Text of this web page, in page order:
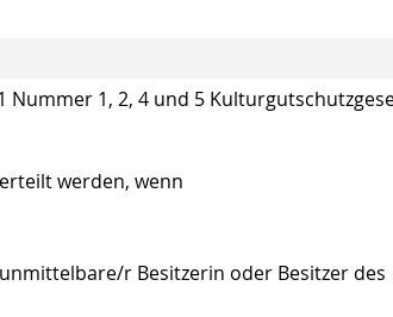
1, 2, 4 und 5
werden, wenn
r Besitzerin oder Besitzer des